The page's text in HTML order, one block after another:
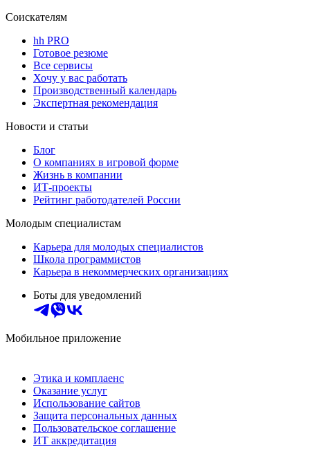
Соискателям
hh PRO
Готовое резюме
Все сервисы
Хочу у вас работать
Производственный календарь
Экспертная рекомендация
Новости и статьи
Блог
О компаниях в игровой форме
Жизнь в компании
ИТ-проекты
Рейтинг работодателей России
Молодым специалистам
Карьера для молодых специалистов
Школа программистов
Карьера в некоммерческих организациях
Боты для уведомлений
Мобильное приложение
Этика и комплаенс
Оказание услуг
Использование сайтов
Защита персональных данных
Пользовательское соглашение
ИТ аккредитация